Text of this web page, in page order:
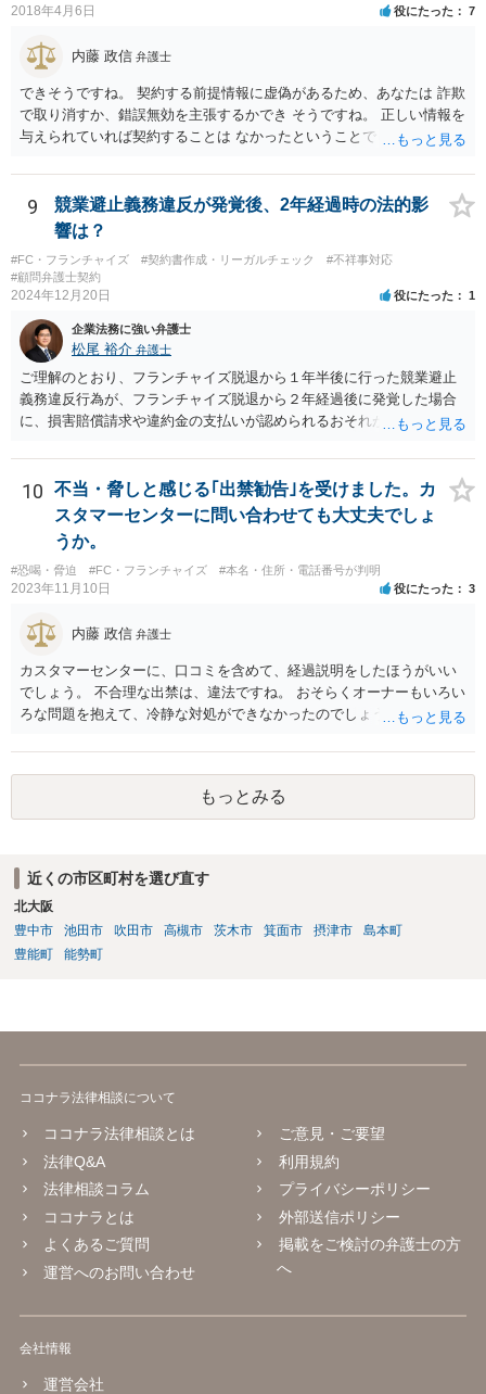
に行わせて、同一・類似の事業を行っている場合として、契約上の義
合、運営方法や納税負担・収益分配などは、共同経営者内部の取り決
めに過ぎないという理解になります。）。 支払を求められている賠償
金額にもよりますが、支払を拒絶した場合、契約の解除に繋がる可能
性もありますので、支払や本部との交渉で話し合いがつかない場合
は、契約書持参で弁護士に相談・交渉等の依頼を検討されてもよいと
2018年4月6日 役にたった 7
内藤 政信 弁護士
できそうですね。 契約する前提情報に虚偽があるため、あなたは 詐欺
で取り消すか、錯誤無効を主張するかでき そうですね。 正しい情報を
与えられていれば契約することは なかったということでしょう。 嘘を
ね。
9
競業避止義務違反が発覚後、2年経過時の法的影
響は？
#FC・フランチャイズ #契約書作成・リーガルチェック
#不祥事対応
#顧問弁護士契約
2024年12月20日 役にたった 1
企業法務に強い弁護士
松尾 裕介 弁護士
ご理解のとおり、フランチャイズ脱退から１年半後に行った競業避止
義務違反行為が、フランチャイズ脱退から２年経過後に発覚した場合
に、損害賠償請求や違約金の支払いが認められるおそれがあると考え
10
不当・脅しと感じる｢出禁勧告｣を受けました。カ
スタマーセンターに問い合わせても大丈夫でしょ
うか。
#恐喝・脅迫 #FC・フランチャイズ #本名・住所・電話番号が判明
2023年11月10日 役にたった 3
内藤 政信 弁護士
カスタマーセンターに、口コミを含めて、経過説明をしたほうがいい
でしょう。 不合理な出禁は、違法ですね。 おそらくオーナーもいろい
ろな問題を抱えて、冷静な対処ができなかったのでしょう。
もっとみる
近くの市区町村を選び直す
北大阪
豊中市
池田市 吹田市 高槻市 茨木市 箕面市 摂津市
島本町
豊能町
能勢町
ココナラ法律相談について
ココナラ法律相談とは
法律Q&A
法律相談コラム
ココナラとは
よくあるご質問
運営へのお問い合わせ
ご意見・ご要望
利用規約
プライバシーポリシー
外部送信ポリシー
掲載をご検討の弁護士の方
へ
会社情報
運営会社